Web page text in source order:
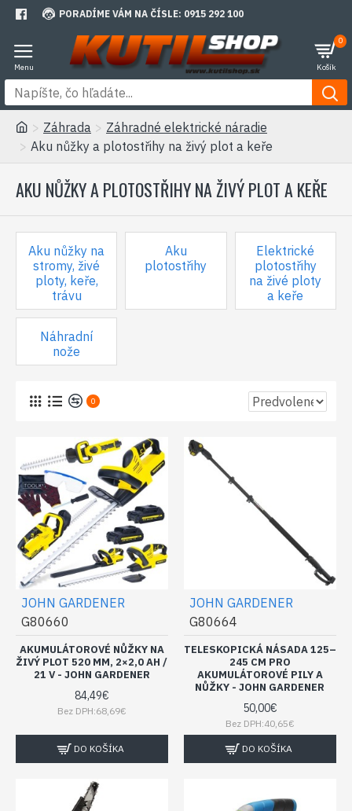
PORADÍME VÁM NA ČÍSLE: 0915 292 100
0
Záhrada
Záhradné elektrické náradie
Aku nůžky a plotostřihy na živý plot a keře
AKU NŮŽKY A PLOTOSTŘIHY NA ŽIVÝ PLOT A KEŘE
Aku nůžky na
stromy, živé
ploty, keře,
trávu
Aku
plotostřihy
Elektrické
plotostřihy
na živé ploty
a keře
Náhradní
nože
0
JOHN GARDENER
G80660
AKUMULÁTOROVÉ NŮŽKY NA
ŽIVÝ PLOT 520 MM, 2×2,0 AH /
21 V - JOHN GARDENER
84,49€
Bez DPH:68,69€
DO KOŠÍKA
JOHN GARDENER
G80664
TELESKOPICKÁ NÁSADA 125–
245 CM PRO
AKUMULÁTOROVÉ PILY A
NŮŽKY - JOHN GARDENER
50,00€
Bez DPH:40,65€
DO KOŠÍKA